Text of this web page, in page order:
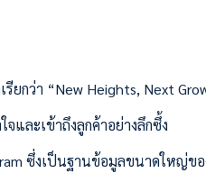
ยกว่า “New Heights, Next
จและเข้าถึงลูกค้าอย่างลึกซึ้ง
ซึ่งเป็นฐานข้อมูลขนาดใหญ่ข